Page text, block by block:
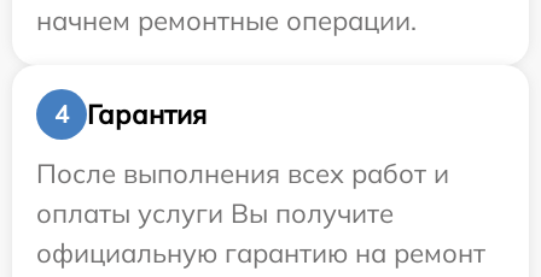
начнем ремонтные операции.
4
Гарантия
После выполнения всех работ и
оплаты услуги Вы получите
официальную гарантию на ремонт